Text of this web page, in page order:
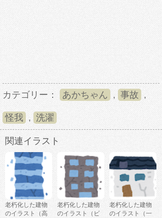
カテゴリー： あかちゃん , 事故 ,
怪我 , 洗濯
関連イラスト
老朽化した建物
のイラスト（高
老朽化した建物
のイラスト（ビ
老朽化した建物
のイラスト（一